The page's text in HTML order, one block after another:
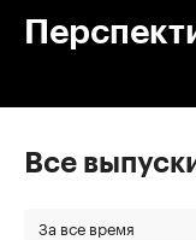
Все
За все время